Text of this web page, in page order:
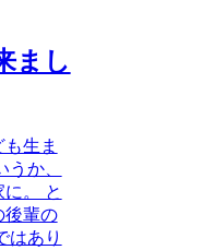
まし
生ま
か、
。 と
後輩の
はあり